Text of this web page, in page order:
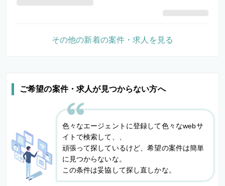
ご希望の案件・求人が見つからない方へ
色々なエージェントに登録して色々なwebサ
イトで検索して、、
頑張って探しているけど、希望の案件は簡単
に見つからないな。
この条件は妥協して探し直しかな。
その他の新着の案件・求人を見る